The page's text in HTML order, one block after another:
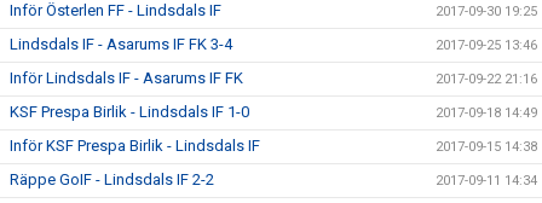
Inför Österlen FF - Lindsdals IF 2017-09-30 19:25
Lindsdals IF - Asarums IF FK 3-4 2017-09-25 13:46
Inför Lindsdals IF - Asarums IF FK 2017-09-22 21:16
KSF Prespa Birlik - Lindsdals IF 1-0 2017-09-18 14:49
Inför KSF Prespa Birlik - Lindsdals IF 2017-09-15 14:38
Räppe GoIF - Lindsdals IF 2-2 2017-09-11 14:34